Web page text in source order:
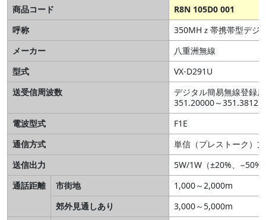
商品コード
R8N 105D0 001
呼称
350MHｚ帯携帯型デジ
メーカー
八重洲無線
型式
VX-D291U
送受信周波数
デジタル簡易無線登録
351.20000～
電波型式
F1E
通信方式
単信（プレストーク）
送信出力
5W/1W（±20%、−50%
通話距離
市街地
1,000～2,000m
郊外見通しあり
3,000～5,000m